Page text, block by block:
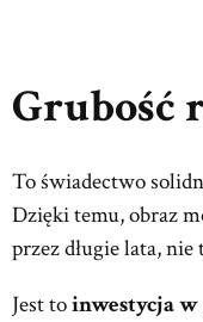
Grubość
To świadectwo
Dzięki temu, obraz
przez długie lata,
Jest toinwestycja